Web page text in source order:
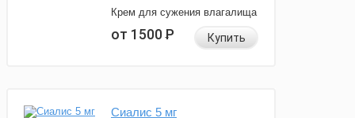
Крем для сужения влагалища
от 1500Р Купить
Сиалис 5 мг